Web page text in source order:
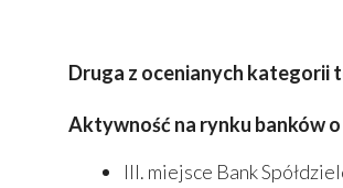
Druga z ocenianych kategorii
Aktywność na rynku banków o
III. miejsce Bank